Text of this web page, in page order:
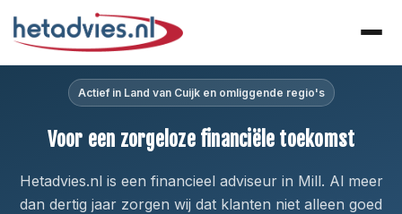
Actief in Land van Cuijk en omliggende regio's
Voor een zorgeloze financiële toekomst
Hetadvies.nl is een financieel adviseur in Mill. Al meer
dan dertig jaar zorgen wij dat klanten niet alleen goed